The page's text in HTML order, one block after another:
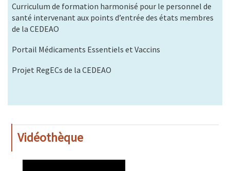
Curriculum de formation harmonisé pour le personnel de
santé intervenant aux points d’entrée des états membres
de la CEDEAO
Portail Médicaments Essentiels et Vaccins
Projet RegECs de la CEDEAO
Vidéothèque